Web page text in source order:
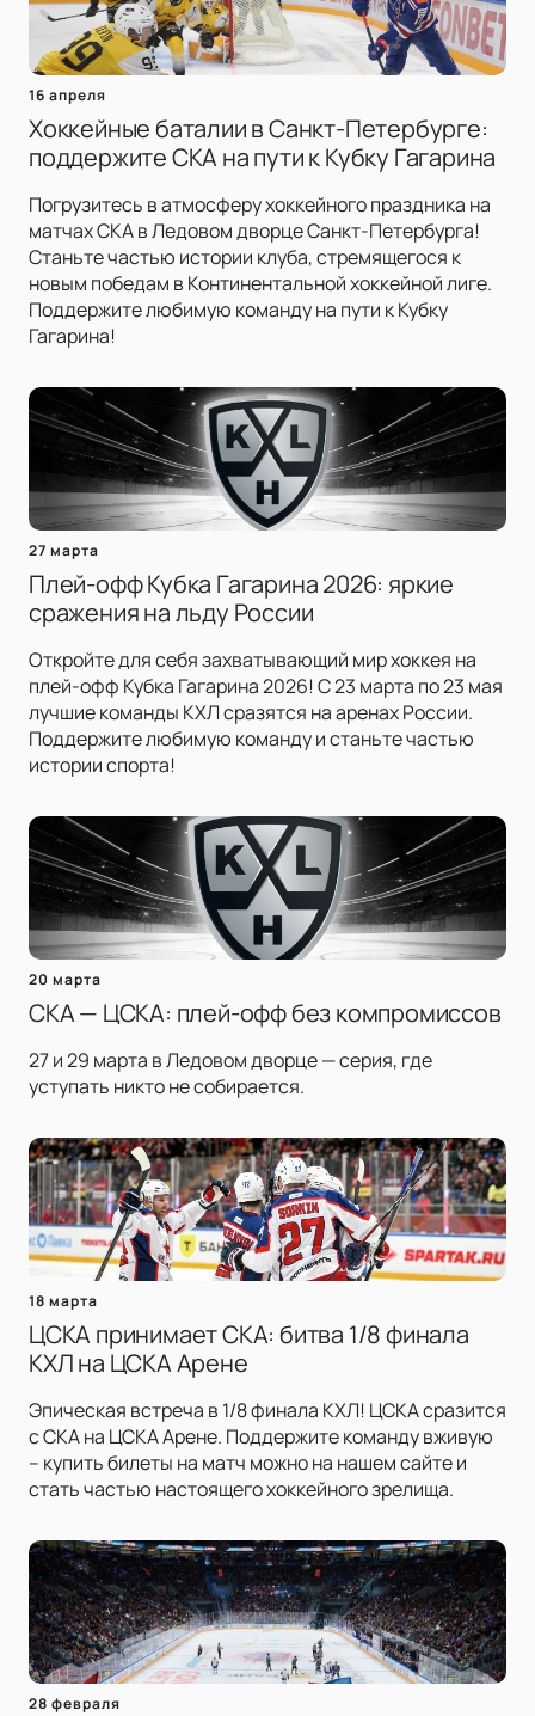
16 апреля
Хоккейные баталии в Санкт-Петербурге:
поддержите СКА на пути к Кубку Гагарина
Погрузитесь в атмосферу хоккейного праздника на
матчах СКА в Ледовом дворце Санкт-Петербурга!
Станьте частью истории клуба, стремящегося к
новым победам в Континентальной хоккейной лиге.
Поддержите любимую команду на пути к Кубку
Гагарина!
27 марта
Плей-офф Кубка Гагарина 2026: яркие
сражения на льду России
Откройте для себя захватывающий мир хоккея на
плей-офф Кубка Гагарина 2026! С 23 марта по 23 мая
лучшие команды КХЛ сразятся на аренах России.
Поддержите любимую команду и станьте частью
истории спорта!
20 марта
СКА — ЦСКА: плей-офф без компромиссов
27 и 29 марта в Ледовом дворце — серия, где
уступать никто не собирается.
18 марта
ЦСКА принимает СКА: битва 1/8 финала
КХЛ на ЦСКА Арене
Эпическая встреча в 1/8 финала КХЛ! ЦСКА сразится
с СКА на ЦСКА Арене. Поддержите команду вживую
– купить билеты на матч можно на нашем сайте и
стать частью настоящего хоккейного зрелища.
28 февраля